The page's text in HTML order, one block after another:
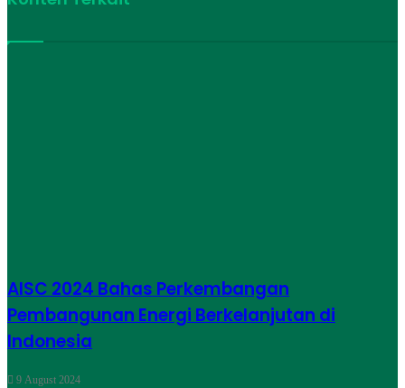
AISC 2024 Bahas Perkembangan
Pembangunan Energi Berkelanjutan di
Indonesia
9 August 2024